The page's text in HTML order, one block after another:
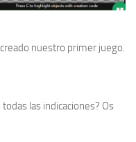
nuestro primer juego.
las indicaciones? Os